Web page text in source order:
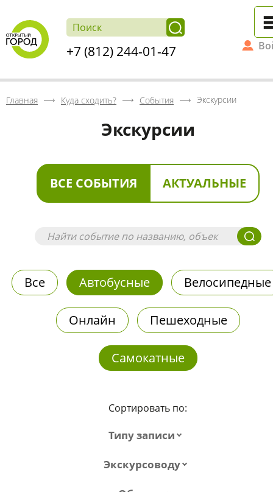
+7 (812) 244-01-47
Главная Куда сходить? События Экскурсии
Экскурсии
ВСЕ СОБЫТИЯ АКТУАЛЬНЫЕ
Все Автобусные Велосипедные
Онлайн Пешеходные
Самокатные
Сортировать по:
Типу записи
Экскурсоводу